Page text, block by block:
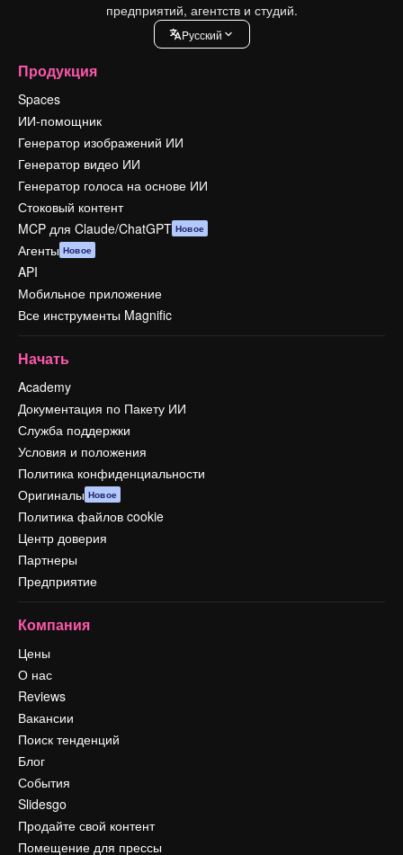
предприятий, агентств и студий.
Pусский
Продукция
Spaces
ИИ-помощник
Генератор изображений ИИ
Генератор видео ИИ
Генератор голоса на основе ИИ
Стоковый контент
MCP для Claude/ChatGPT Новое
Агенты Новое
API
Мобильное приложение
Все инструменты Magnific
Начать
Academy
Документация по Пакету ИИ
Служба поддержки
Условия и положения
Политика конфиденциальности
Оригиналы Новое
Политика файлов cookie
Центр доверия
Партнеры
Предприятие
Компания
Цены
О нас
Reviews
Вакансии
Поиск тенденций
Блог
События
Slidesgo
Продайте свой контент
Помещение для прессы